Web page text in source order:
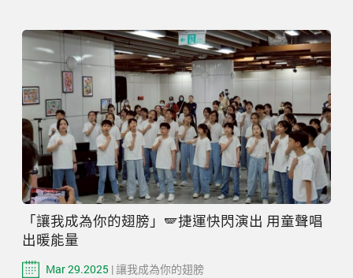
「讓我成為你的翅膀」🪽捷運快閃演出 用童聲唱
出暖能量
Mar 29.2025 | 讓我成為你的翅膀